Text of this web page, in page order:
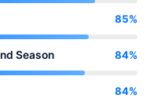
85%
Season 84%
84%